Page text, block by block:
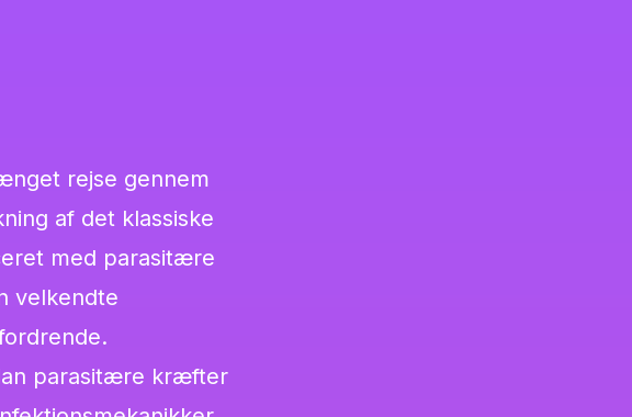
rejse gennem
af det klassiske
med parasitære
velkendte
parasitære kræfter